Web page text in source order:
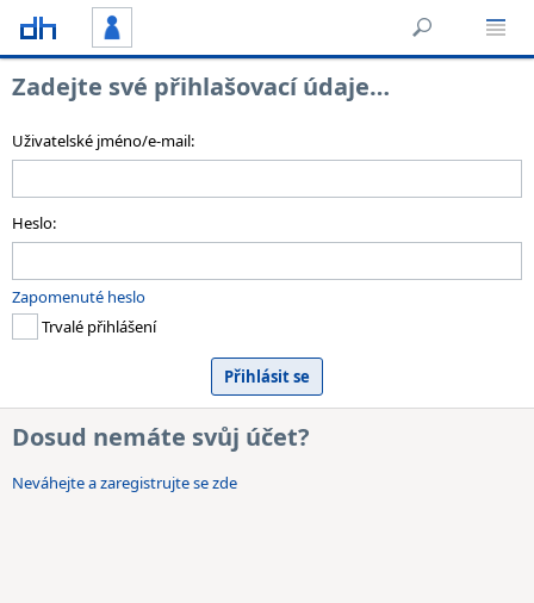
Zadejte své přihlašovací údaje…
Uživatelské jméno/e-mail:
Heslo:
Zapomenuté heslo
Trvalé přihlášení
Dosud nemáte svůj účet?
Neváhejte a zaregistrujte se zde